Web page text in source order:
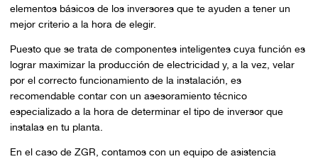
elementos básicos de los inversores que te ayuden a tener un
mejor criterio a la hora de elegir.
Puesto que se trata de componentes inteligentes cuya función es
lograr maximizar la producción de electricidad y, a la vez, velar
por el correcto funcionamiento de la instalación, es
recomendable contar con un asesoramiento técnico
especializado a la hora de determinar el tipo de inversor que
instalas en tu planta.
En el caso de ZGR, contamos con un equipo de asistencia